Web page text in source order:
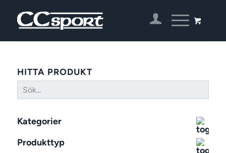
HITTA PRODUKT
Kategorier
Produkttyp